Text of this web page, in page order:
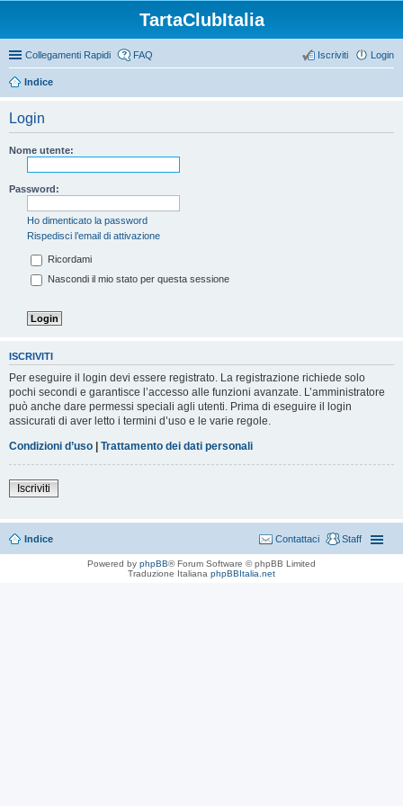
TartaClubItalia
Collegamenti Rapidi FAQ Login
Iscriviti
Indice
Login
Nome utente:
Password:
Ho dimenticato la password
Rispedisci l’email di attivazione
Ricordami
Nascondi il mio stato per questa sessione
ISCRIVITI
Per eseguire il login devi essere registrato. La registrazione richiede solo
pochi secondi e garantisce l’accesso alle funzioni avanzate. L’amministratore
può anche dare permessi speciali agli utenti. Prima di eseguire il login
assicurati di aver letto i termini d’uso e le varie regole.
Condizioni d’uso | Trattamento dei dati personali
Iscriviti
Indice Staff
Contattaci
Powered by phpBB® Forum Software © phpBB Limited
Traduzione Italiana phpBBItalia.net